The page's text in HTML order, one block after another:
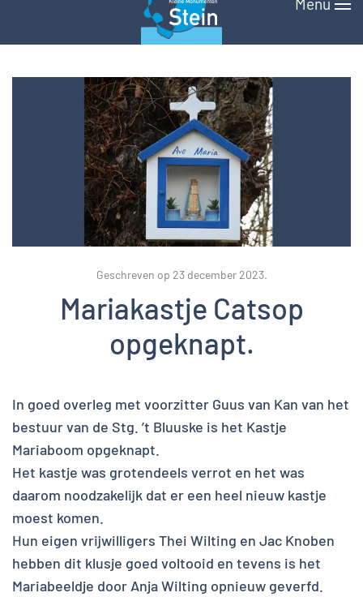
Menu
Geschreven op 23 december 2023.
Mariakastje Catsop
opgeknapt.
In goed overleg met voorzitter Guus van Kan van het
bestuur van de Stg. ’t Bluuske is het Kastje
Mariaboom opgeknapt.
Het kastje was grotendeels verrot en het was
daarom noodzakelijk dat er een heel nieuw kastje
moest komen.
Hun eigen vrijwilligers Thei Wilting en Jac Knoben
hebben dit klusje goed voltooid en tevens is het
Mariabeeldje door Anja Wilting opnieuw geverfd.